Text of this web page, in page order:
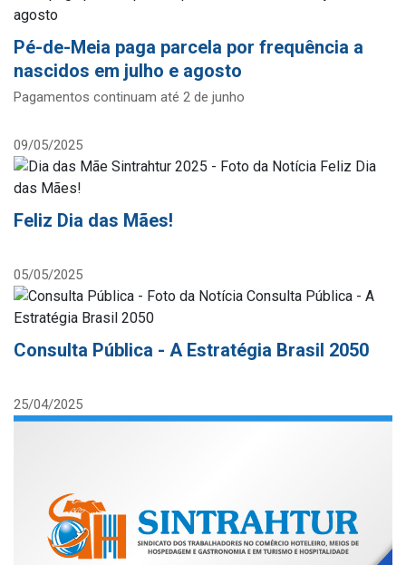
Pé-de-Meia paga parcela por frequência a
nascidos em julho e agosto
Pagamentos continuam até 2 de junho
09/05/2025
Feliz Dia das Mães!
05/05/2025
Consulta Pública - A Estratégia Brasil 2050
25/04/2025